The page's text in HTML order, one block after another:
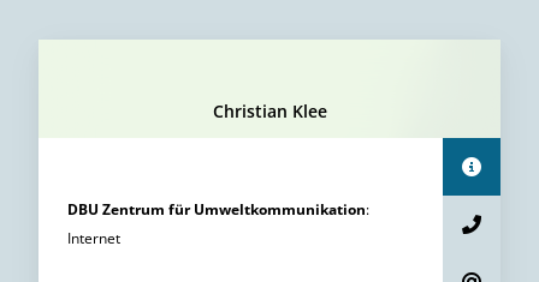
Christian Klee
DBU Zentrum für Umweltkommunikation:
Internet